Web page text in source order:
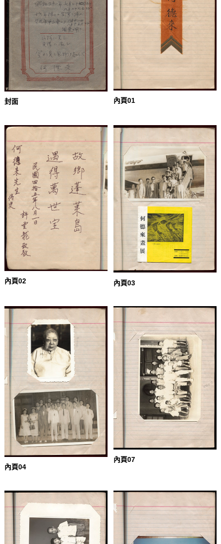
封面 內頁01
內頁02 內頁03
內頁04
內頁07